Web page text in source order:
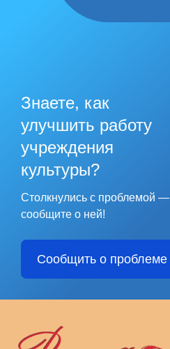
Знаете, как
улучшить работу
учреждения
культуры?
Столкнулись с проблемой —
сообщите о ней!
Сообщить о проблеме